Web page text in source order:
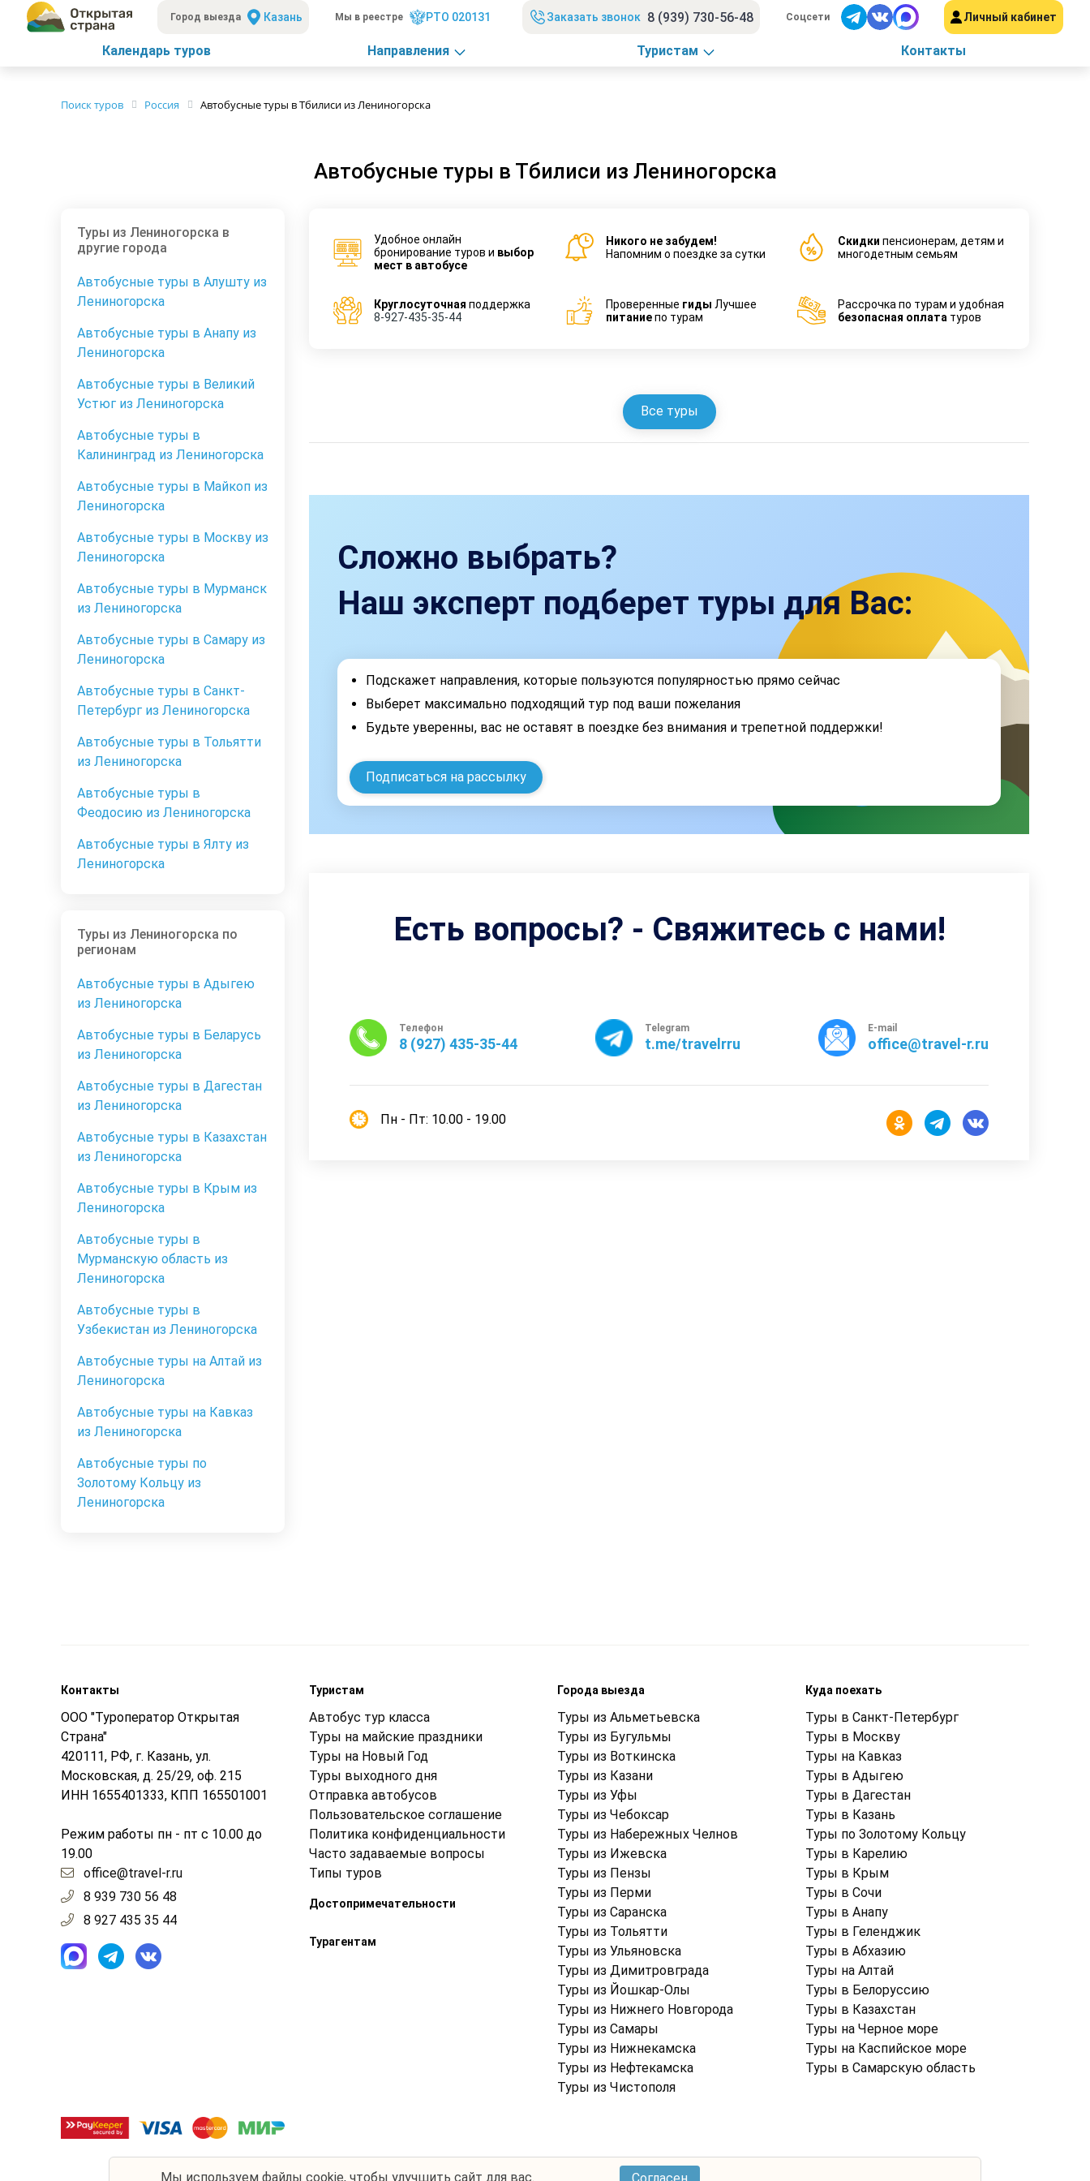
Город выезда Казань Мы в реестре РТО 020131 Заказать звонок 8 (939) 730-56-48 Соцсети Личный кабинет
Календарь туров Направления Туристам Контакты
Поиск туров Россия Автобусные туры в Тбилиси из Лениногорска
Автобусные туры в Тбилиси из Лениногорска
Туры из Лениногорска в
другие города
Автобусные туры в Алушту из
Лениногорска
Автобусные туры в Анапу из
Лениногорска
Автобусные туры в Великий
Устюг из Лениногорска
Автобусные туры в
Калининград из Лениногорска
Автобусные туры в Майкоп из
Лениногорска
Автобусные туры в Москву из
Лениногорска
Автобусные туры в Мурманск
из Лениногорска
Автобусные туры в Самару из
Лениногорска
Автобусные туры в Санкт-
Петербург из Лениногорска
Автобусные туры в Тольятти
из Лениногорска
Автобусные туры в
Феодосию из Лениногорска
Автобусные туры в Ялту из
Лениногорска
Туры из Лениногорска по
регионам
Автобусные туры в Адыгею
из Лениногорска
Автобусные туры в Беларусь
из Лениногорска
Автобусные туры в Дагестан
из Лениногорска
Автобусные туры в Казахстан
из Лениногорска
Автобусные туры в Крым из
Лениногорска
Автобусные туры в
Мурманскую область из
Лениногорска
Автобусные туры в
Узбекистан из Лениногорска
Автобусные туры на Алтай из
Лениногорска
Автобусные туры на Кавказ
из Лениногорска
Автобусные туры по
Золотому Кольцу из
Лениногорска
Удобное онлайн
бронирование туров и выбор
мест в автобусе
Никого не забудем!
Напомним о поездке за сутки
Cкидки пенсионерам, детям и
многодетным семьям
Круглосуточная поддержка
8-927-435-35-44
Проверенные гиды Лучшее
питаниепо турам
Рассрочка по турам и удобная
безопасная оплата туров
Все туры
Сложно выбрать?
Наш эксперт подберет туры для Вас:
Подскажет направления, которые пользуются популярностью прямо сейчас
Выберет максимально подходящий тур под ваши пожелания
Будьте уверенны, вас не оставят в поездке без внимания и трепетной поддержки!
Подписаться на рассылку
Есть вопросы? - Свяжитесь с нами!
Телефон
8 (927) 435-35-44
Telegram
t.me/travelrru
E-mail
office@travel-r.ru
Пн - Пт: 10.00 - 19.00
Контакты
ООО "Туроператор Открытая
Страна"
420111, РФ, г. Казань, ул.
Московская, д. 25/29, оф. 215
ИНН 1655401333, КПП 165501001
Режим работы пн - пт с 10.00 до
19.00
office@travel-r.ru
8 939 730 56 48
8 927 435 35 44
Туристам
Автобус тур класса
Туры на майские праздники
Туры на Новый Год
Туры выходного дня
Отправка автобусов
Пользовательское соглашение
Политика конфиденциальности
Часто задаваемые вопросы
Типы туров
Достопримечательности
Турагентам
Города выезда
Туры из Альметьевска
Туры из Бугульмы
Туры из Воткинска
Туры из Казани
Туры из Уфы
Туры из Чебоксар
Туры из Набережных Челнов
Туры из Ижевска
Туры из Пензы
Туры из Перми
Туры из Саранска
Туры из Тольятти
Туры из Ульяновска
Туры из Димитровграда
Туры из Йошкар-Олы
Туры из Нижнего Новгорода
Туры из Самары
Туры из Нижнекамска
Туры из Нефтекамска
Туры из Чистополя
Куда поехать
Туры в Санкт-Петербург
Туры в Москву
Туры на Кавказ
Туры в Адыгею
Туры в Дагестан
Туры в Казань
Туры по Золотому Кольцу
Туры в Карелию
Туры в Крым
Туры в Cочи
Туры в Анапу
Туры в Геленджик
Туры в Абхазию
Туры на Алтай
Туры в Белоруссию
Туры в Казахстан
Туры на Черное море
Туры на Каспийское море
Туры в Самарскую область
Мы используемфайлы cookie, чтобы улучшить сайт для вас. Согласен